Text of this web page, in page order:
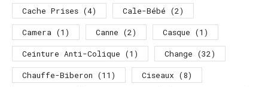
Cache Prises (4) Cale-Bébé (2)
Camera (1) Canne (2) Casque (1)
Ceinture Anti-Colique (1) Change (32)
Chauffe-Biberon (11) Ciseaux (8)